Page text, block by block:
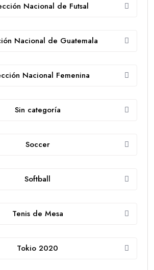
Nacional de Futsal
Nacional de Guatemala
Nacional Femenina
Sin categoría
Soccer
Softball
Tenis de Mesa
Tokio 2020